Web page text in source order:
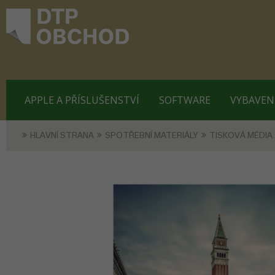
APPLE A PŘÍSLUŠENSTVÍ SOFTWARE
HLAVNÍ STRANA SPOTŘEBNÍ MATERIÁLY TISKOVÁ MÉDIA